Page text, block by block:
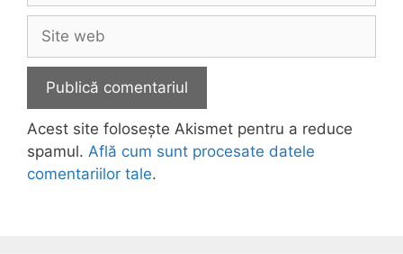
Site
web
Acest site folosește Akismet pentru a reduce
spamul. Află cum sunt procesate datele
comentariilor tale.